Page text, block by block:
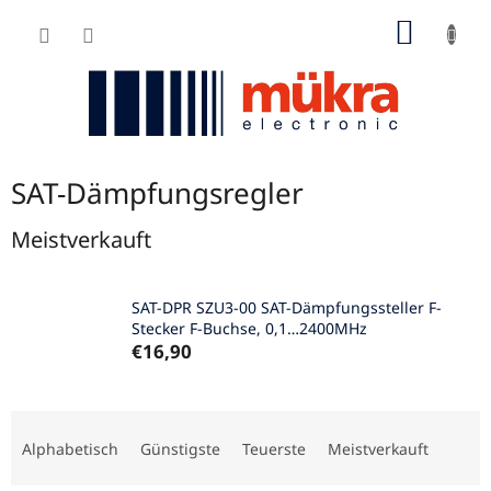
Inhalt
SAT-Dämpfungsregler
Meistverkauft
SAT-DPR SZU3-00 SAT-Dämpfungssteller F-
Stecker F-Buchse, 0,1…2400MHz
€16,90
Alphabetisch Günstigste Teuerste Meistverkauft